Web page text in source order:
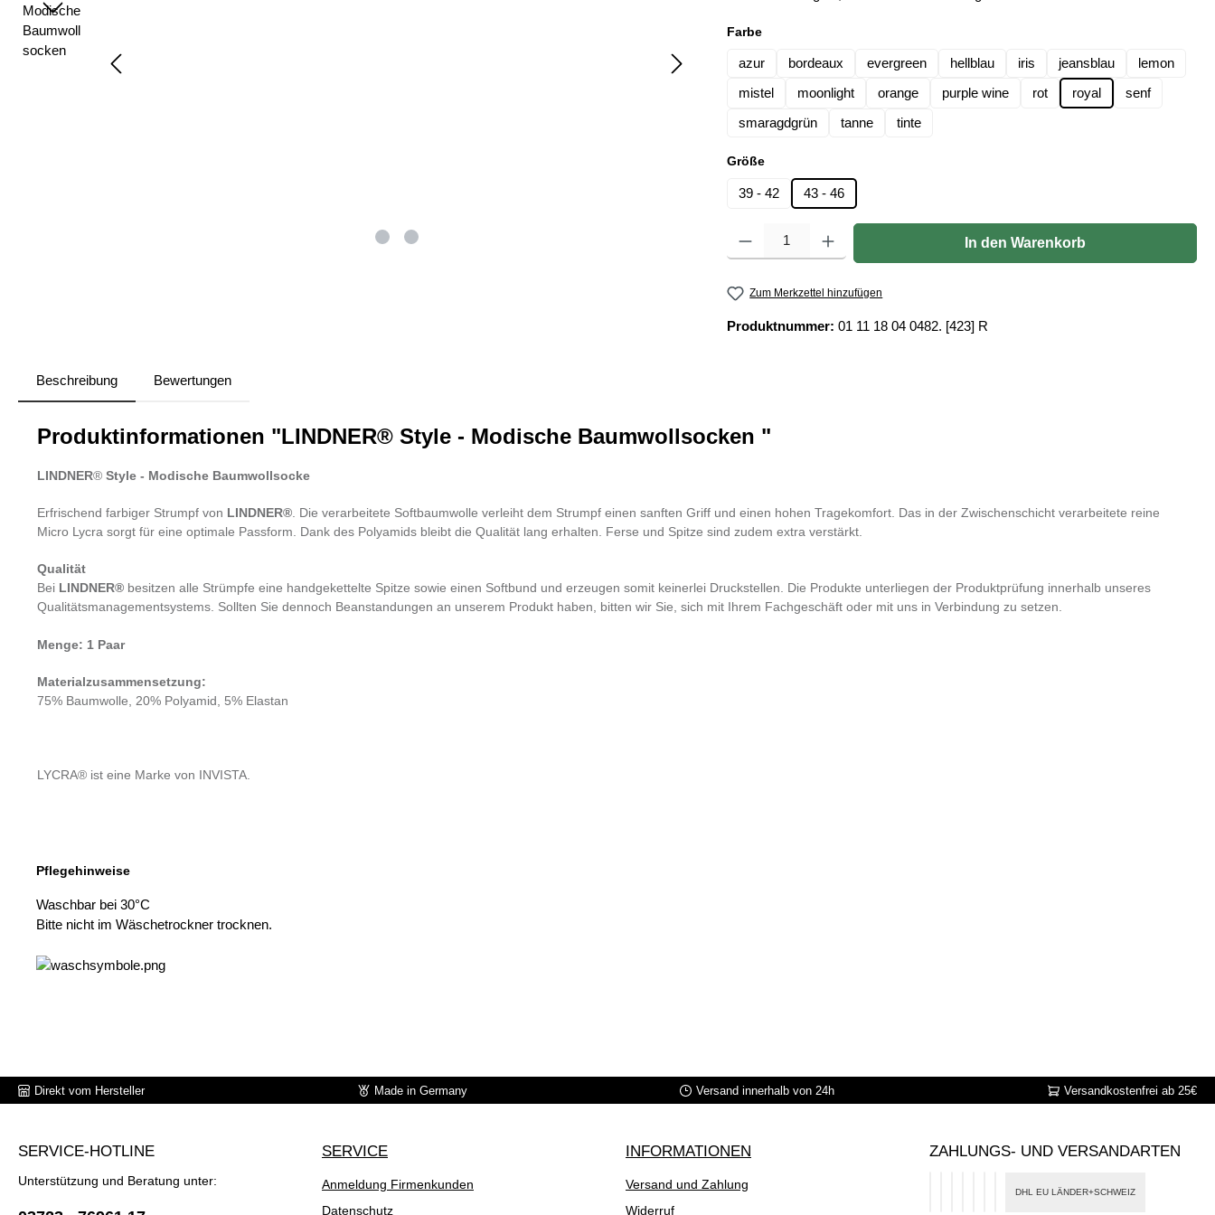
Farbeauswählen
azur bordeaux evergreen hellblau iris jeansblau
lemon
mistel
moonlight orange purple wine rot royal
senf
smaragdgrün
tanne tinte
Größeauswählen
39 - 42 43 - 46
Produkt Anzahl: Gib den gewünschten Wert ein oder benutze die Schaltflächen um die Anzahl zu
In den Warenkorb
Zum Merkzettel hinzufügen
Produktnummer: 01 11 18 04 0482. [423] R
Beschreibung Bewertungen
Produktinformationen "LINDNER® Style - Modische Baumwollsocken "
LINDNER® Style - Modische Baumwollsocke
Erfrischend farbiger Strumpf von LINDNER®. Die verarbeitete Softbaumwolle verleiht dem Strumpf einen sanften Griff und einen hohen Tragekomfort. Das in der Zwischenschicht verarbeitete reine
Micro Lycra sorgt für eine optimale Passform. Dank des Polyamids bleibt die Qualität lang erhalten. Ferse und Spitze sind zudem extra verstärkt.
Qualität
Bei LINDNER® besitzen alle Strümpfe eine handgekettelte Spitze sowie einen Softbund und erzeugen somit keinerlei Druckstellen. Die Produkte unterliegen der Produktprüfung innerhalb unseres
Qualitätsmanagementsystems. Sollten Sie dennoch Beanstandungen an unserem Produkt haben, bitten wir Sie, sich mit Ihrem Fachgeschäft oder mit uns in Verbindung zu setzen.
Menge: 1 Paar
Materialzusammensetzung:
75% Baumwolle, 20% Polyamid, 5% Elastan
LYCRA® ist eine Marke von INVISTA.
Pflegehinweise
Waschbar bei 30°C
Bitte nicht im Wäschetrockner trocknen.
Direkt vom Hersteller Made in Germany Versand innerhalb von 24h Versandkostenfrei ab 25€
SERVICE-HOTLINE
Unterstützung und Beratung unter:
SERVICE
Anmeldung Firmenkunden
Datenschutz
INFORMATIONEN
Versand und Zahlung
Widerruf
ZAHLUNGS- UND VERSANDARTEN
DHL EU LÄNDER+SCHWEIZ